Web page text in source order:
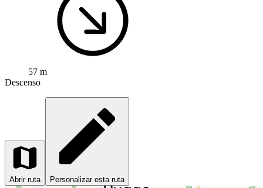
57 m
Descenso
Abrir ruta Personalizar esta ruta